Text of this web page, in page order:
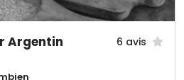
Argentin 6 avis